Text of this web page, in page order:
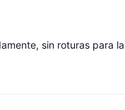
sin roturas para